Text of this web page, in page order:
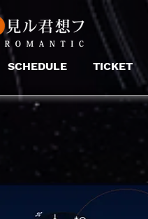
SCHEDULE TICKET